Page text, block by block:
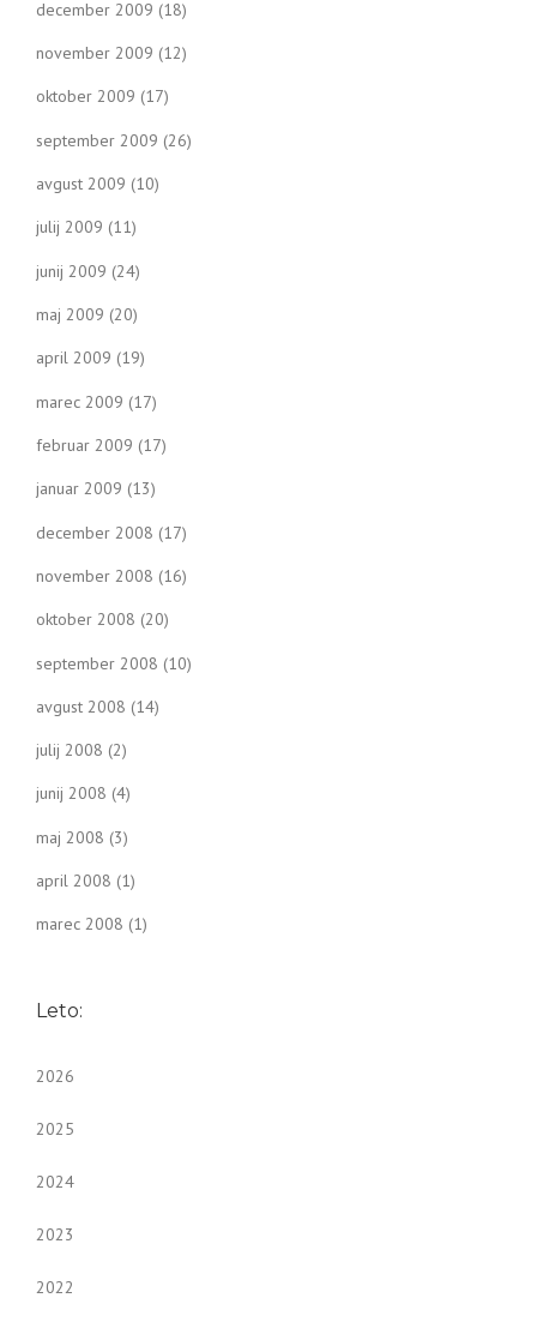
december 2009 (18)
november 2009 (12)
oktober 2009 (17)
september 2009 (26)
avgust 2009 (10)
julij 2009 (11)
junij 2009 (24)
maj 2009 (20)
april 2009 (19)
marec 2009 (17)
februar 2009 (17)
januar 2009 (13)
december 2008 (17)
november 2008 (16)
oktober 2008 (20)
september 2008 (10)
avgust 2008 (14)
julij 2008 (2)
junij 2008 (4)
maj 2008 (3)
april 2008 (1)
marec 2008 (1)
Leto:
2026
2025
2024
2023
2022